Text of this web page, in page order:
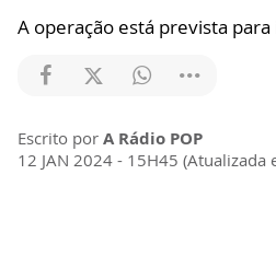
A operação está prevista
Escrito por A Rádio POP
12 JAN 2024 - 15H45 (Atualizada